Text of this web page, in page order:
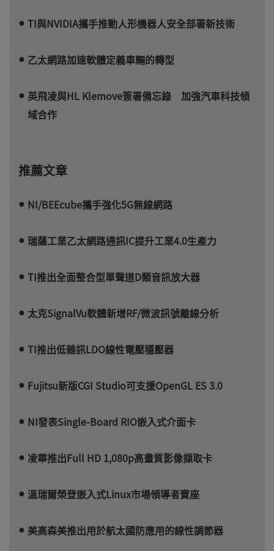
TI與NVIDIA攜手推動人形機器人安全部署新技術
乙太網路加速軟體定義車輛的轉型
英飛凌與HL Klemove簽署備忘錄 加強汽車科技領
域合作
推薦文章
NI/BEEcube攜手強化5G無線網路
瑞薩工業乙太網路通訊IC提升工業4.0生產力
TI推出全面整合型單聲道D類音訊放大器
太克SignalVu軟體新增RF/微波訊號離線分析
TI推出低雜訊LDO線性電壓穩壓器
Fujitsu新版CGI Studio可支援OpenGL ES 3.0
NI發表Single-Board RIO嵌入式介面卡
凌華推出Full HD 1,080p高畫質影像擷取卡
溫瑞爾榮登嵌入式Linux市場領導者寶座
美高森美推出用於航太國防應用的線性調節器